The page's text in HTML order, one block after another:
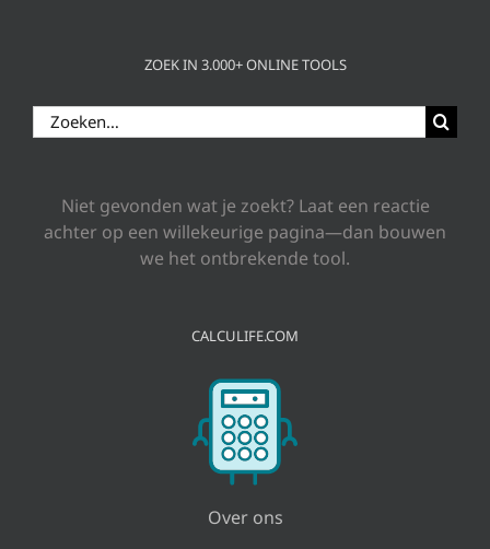
ZOEK IN 3.000+ ONLINE TOOLS
Zoeken
naar:
Niet gevonden wat je zoekt? Laat een reactie
achter op een willekeurige pagina—dan bouwen
we het ontbrekende tool.
CALCULIFE.COM
Over ons